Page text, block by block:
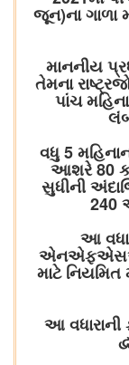
જૂન)ના ગાળા
માનનીય
તેમના
પાંચ
વધુ 5
આશરે 80
સુધીની
240
આ
એનએફએસએ
માટે
આ વધારાની